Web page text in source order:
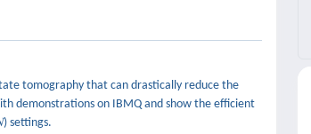
tomography that can drastically reduce the
demonstrations on IBMQ and show the efficient
settings.